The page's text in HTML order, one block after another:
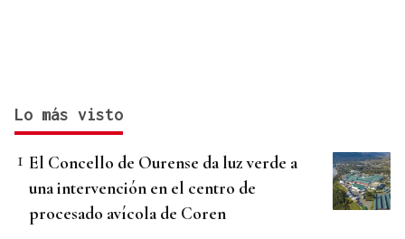
Lo más visto
El Concello de Ourense da luz verde a
una intervención en el centro de
procesado avícola de Coren